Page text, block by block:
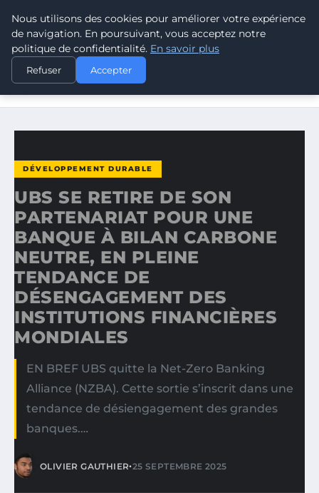
CLIMATE GUARDIAN
ACCUEIL
DÉVELOPPEMENT DURABLE
UBS SE RETIRE DE SON PARTENARIAT POUR UNE BANQUE
DÉVELOPPEMENT DURABLE
UBS SE RETIRE DE SON
PARTENARIAT POUR UNE
BANQUE À BILAN CARBONE
NEUTRE, EN PLEINE
TENDANCE DE
DÉSENGAGEMENT DES
INSTITUTIONS FINANCIÈRES
MONDIALES
EN BREF UBS quitte la Net-Zero Banking
Alliance (NZBA). Cette sortie s’inscrit dans une
tendance de désiengagement des grandes
banques.…
OLIVIER GAUTHIER•25 SEPTEMBRE 2025
Nous utilisons des cookies pour améliorer votre expérience
de navigation. En poursuivant, vous acceptez notre
politique de confidentialité. En savoir plus
Refuser Accepter